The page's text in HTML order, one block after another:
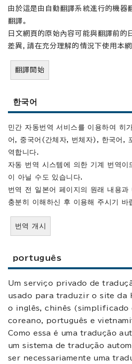
由於這是由自動翻譯系統進行的機器
翻譯。
日文網頁的原始內容可能與翻譯前的
差異，請在充分理解的情況下使用本網
翻譯開始
한국어
민간 자동번역 서비스를 이용하여 히
어, 중국어(간체자, 번체자), 한국어,
역합니다.
자동 번역 시스템에 의한 기계 번역이
이 아닐 수도 있습니다.
번역 전 일본어 페이지의 원래 내용
충분히 이해하신 후 이용해 주시기 바
번역 개시
português
Um serviço privado de
usado para traduzir o site da
o inglês, chinês (simplificado
coreano, português e
Como essa é uma tradução
um sistema de tradução
ser necessariamente uma